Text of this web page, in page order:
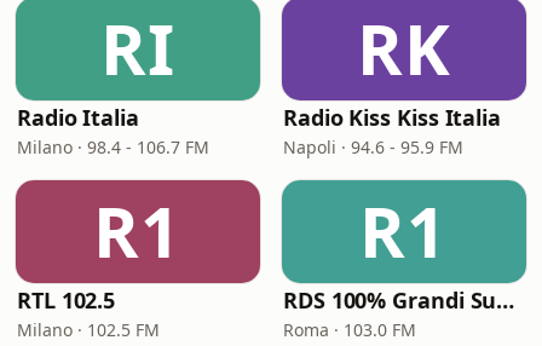
RI
Radio Italia
Milano · 98.4 - 106.7 FM
RK
Radio Kiss Kiss Italia
Napoli · 94.6 - 95.9 FM
R1
RTL 102.5
Milano · 102.5 FM
R1
RDS 100% Grandi Successi
Roma · 103.0 FM